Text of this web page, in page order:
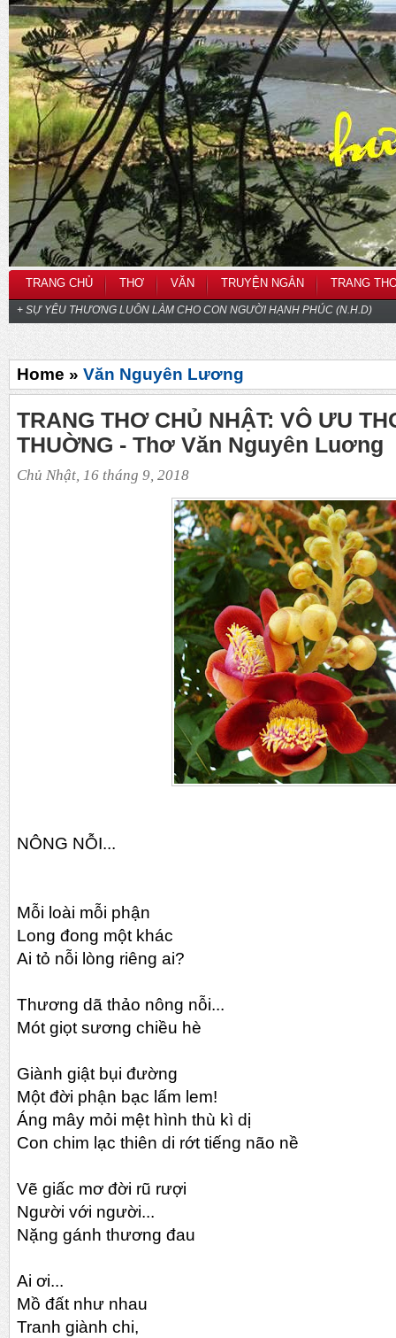
TRANG CHỦ THƠ VĂN TRUYỆN NGẮN TRANG
+ SỰ YÊU THƯƠNG LUÔN LÀM CHO CON NGƯỜI HẠNH PHÚC (N.H.D)
Home » Văn Nguyên Lương
TRANG THƠ CHỦ NHẬT: VÔ ƯU
THUỜNG - Thơ Văn Nguyên Luơng
Chủ Nhật, 16 tháng 9, 2018
NÔNG NỖI...
Mỗi loài mỗi phận
Long đong một khác
Ai tỏ nỗi lòng riêng ai?
Thương dã thảo nông nỗi...
Mót giọt sương chiều hè
Giành giật bụi đường
Một đời phận bạc lấm lem!
Áng mây mỏi mệt hình thù kì dị
Con chim lạc thiên di rớt tiếng não nề
Vẽ giấc mơ đời rũ rượi
Người với người...
Nặng gánh thương đau
Ai ơi...
Mồ đất như nhau
Tranh giành chi,